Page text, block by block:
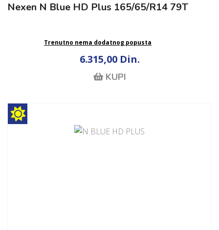
Nexen N Blue HD Plus 165/65/R14 79T
Trenutno nema dodatnog popusta
6.315,00 Din.
KUPI